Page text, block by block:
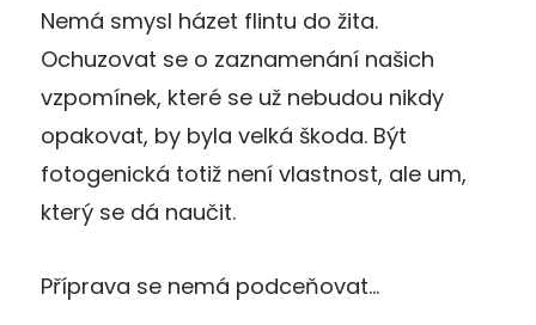
Nemá smysl házet flintu do žita.
Ochuzovat se o zaznamenání našich
vzpomínek, které se už nebudou nikdy
opakovat, by byla velká škoda. Být
fotogenická totiž není vlastnost, ale um,
který se dá naučit.
Příprava se nemá podceňovat…